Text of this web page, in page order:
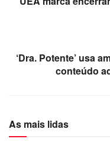
‘Dra. Potente’ usa
conteúdo
As mais lidas